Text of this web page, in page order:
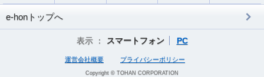
e-honトップへ
表示 ： スマートフォン PC
運営会社概要 プライバシーポリシー
Copyright © TOHAN CORPORATION